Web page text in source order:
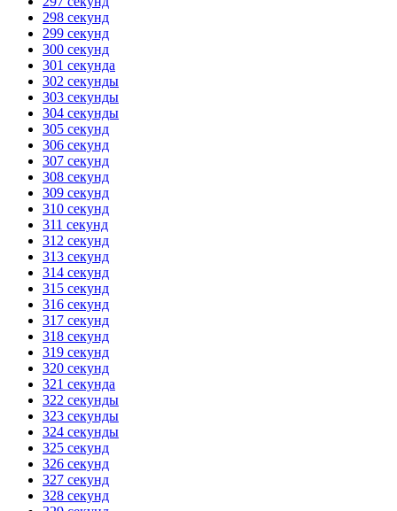
298 секунд
299 секунд
300 секунд
301 секунда
302 секунды
303 секунды
304 секунды
305 секунд
306 секунд
307 секунд
308 секунд
309 секунд
310 секунд
311 секунд
312 секунд
313 секунд
314 секунд
315 секунд
316 секунд
317 секунд
318 секунд
319 секунд
320 секунд
321 секунда
322 секунды
323 секунды
324 секунды
325 секунд
326 секунд
327 секунд
328 секунд